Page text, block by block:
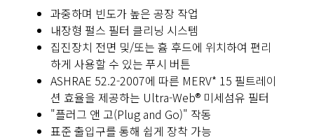
과중하며 빈도가 높은 공장 작업
내장형 펄스 필터 클리닝 시스템
집진장치 전면 및/또는 흄 후드에 위치하여 편리
하게 사용할 수 있는 푸시 버튼
ASHRAE 52.2-2007에 따른 MERV* 15 필트레이
션 효율을 제공하는 Ultra-Web® 미세섬유 필터
"플러그 앤 고(Plug and Go)" 작동
표준 출입구를 통해 쉽게 장착 가능